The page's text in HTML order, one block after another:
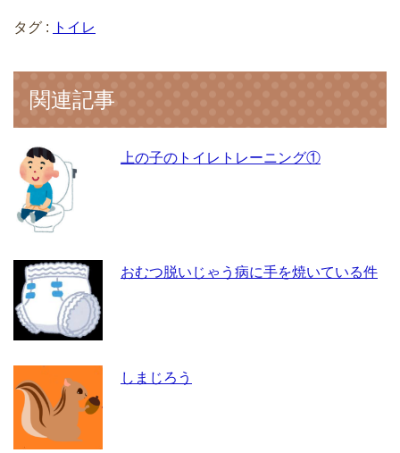
c
b
o
o
k
tt
a
タグ : トイレ
関連記事
上の子のトイレトレーニング①
おむつ脱いじゃう病に手を焼いている件
しまじろう